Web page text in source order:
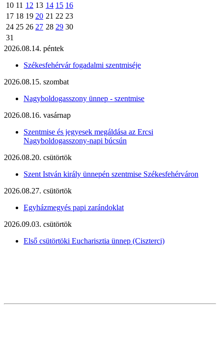
10 11 12 13 14 15 16
17 18 19 20 21 22 23
24 25 26 27 28 29 30
31
2026.08.14. péntek
Székesfehérvár fogadalmi szentmiséje
2026.08.15. szombat
Nagyboldogasszony ünnep - szentmise
2026.08.16. vasárnap
Szentmise és jegyesek megáldása az Ercsi
Nagyboldogasszony-napi búcsún
2026.08.20. csütörtök
Szent István király ünnepén szentmise Székesfehérváron
2026.08.27. csütörtök
Egyházmegyés papi zarándoklat
2026.09.03. csütörtök
Első csütörtöki Eucharisztia ünnep (Ciszterci)